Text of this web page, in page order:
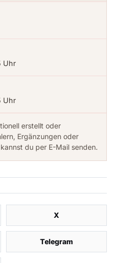
Uhr
Uhr
erstellt oder
Ergänzungen oder
du per E-Mail senden.
X
Telegram